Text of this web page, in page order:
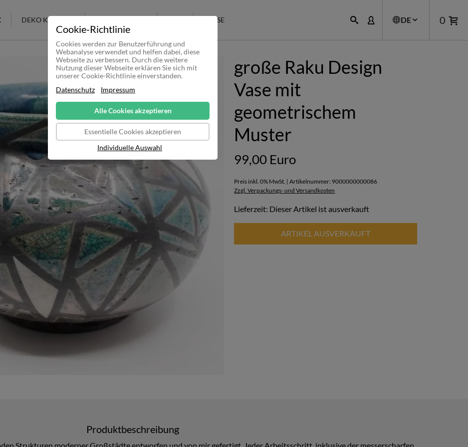
Cookie-Richtlinie
Cookies werden zur Benutzerführung und
Webanalyse verwendet und helfen dabei, diese
Webseite zu verbessern. Durch die weitere
Nutzung dieser Webseite erklären Sie sich mit
unserer Cookie-Richtlinie einverstanden.
Datenschutz
Impressum
Alle Cookies akzeptieren
Essentielle Cookies akzeptieren
Individuelle Auswahl
DE 0
DEKO KERAMIK KASSE
große Raku Design
Vase mit
geometrischem
Muster
99,00 Euro
Preis inkl. 0% MwSt. | Artikelnummer: 9000000000086
Zzgl. Verpackungs- und Versandkosten
Lieferzeit: Dieser Artikel ist ausverkauft
ARTIKEL AUSVERKAUFT
Produktbeschreibung